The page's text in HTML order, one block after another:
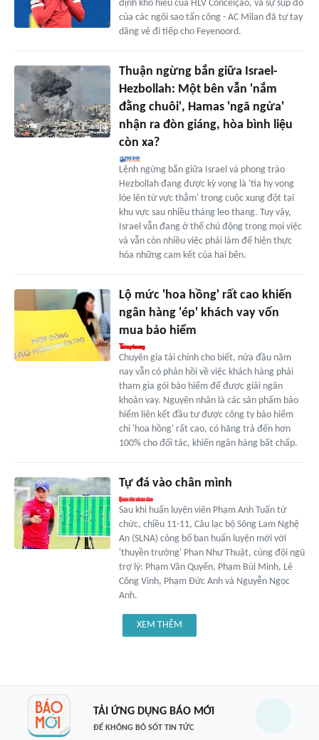
định khó hiểu của HLV Conceição, và sự sụp đổ
của các ngôi sao tấn công - AC Milan đã tự tay
dâng vé đi tiếp cho Feyenoord.
Thuận ngừng bắn giữa Israel-
Hezbollah: Một bên vẫn 'nắm
đằng chuôi', Hamas 'ngã ngửa'
nhận ra đòn giáng, hòa bình liệu
còn xa?
Lệnh ngừng bắn giữa Israel và phong trào
Hezbollah đang được kỳ vọng là 'tia hy vọng
lóe lên từ vực thẳm' trong cuộc xung đột tại
khu vực sau nhiều tháng leo thang. Tuy vậy,
Israel vẫn đang ở thế chủ động trong mọi việc
và vẫn còn nhiều việc phải làm để hiện thực
hóa những cam kết của hai bên.
Lộ mức 'hoa hồng' rất cao khiến
ngân hàng 'ép' khách vay vốn
mua bảo hiểm
Chuyên gia tài chính cho biết, nửa đầu năm
nay vẫn có phản hồi về việc khách hàng phải
tham gia gói bảo hiểm để được giải ngân
khoản vay. Nguyên nhân là các sản phẩm bảo
hiểm liên kết đầu tư được công ty bảo hiểm
chi 'hoa hồng' rất cao, có hãng trả đến hơn
100% cho đối tác, khiến ngân hàng bất chấp.
Tự đá vào chân mình
Sau khi huấn luyện viên Phạm Anh Tuấn từ
chức, chiều 11-11, Câu lạc bộ Sông Lam Nghệ
An (SLNA) công bố ban huấn luyện mới với
'thuyền trưởng' Phan Như Thuật, cùng đội ngũ
trợ lý: Phạm Văn Quyến, Phạm Bùi Minh, Lê
Công Vinh, Phạm Đức Anh và Nguyễn Ngọc
Anh.
XEM THÊM
TẢI ỨNG DỤNG BÁO MỚI
ĐỂ KHÔNG BỎ SÓT TIN TỨC